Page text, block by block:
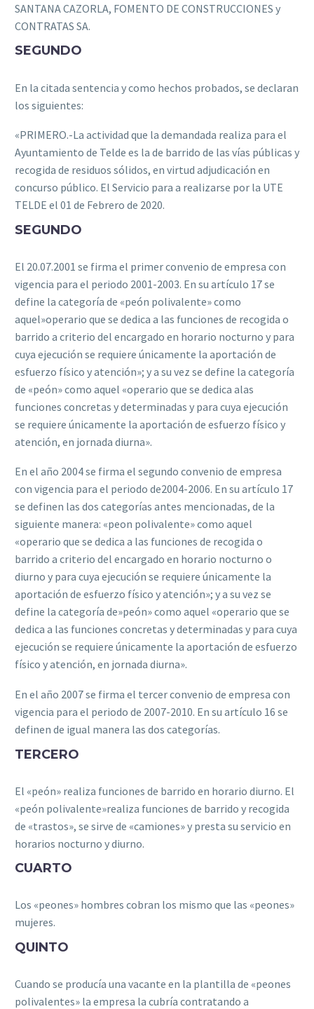
SANTANA CAZORLA, FOMENTO DE CONSTRUCCIONES y
CONTRATAS SA.
SEGUNDO
En la citada sentencia y como hechos probados, se declaran
los siguientes:
«PRIMERO.-La actividad que la demandada realiza para el
Ayuntamiento de Telde es la de barrido de las vías públicas y
recogida de residuos sólidos, en virtud adjudicación en
concurso público. El Servicio para a realizarse por la UTE
TELDE el 01 de Febrero de 2020.
SEGUNDO
El 20.07.2001 se f‌irma el primer convenio de empresa con
vigencia para el periodo 2001-2003. En su artículo 17 se
def‌ine la categoría de «peón polivalente» como
aquel»operario que se dedica a las funciones de recogida o
barrido a criterio del encargado en horario nocturno y para
cuya ejecución se requiere únicamente la aportación de
esfuerzo físico y atención»; y a su vez se def‌ine la categoría
de «peón» como aquel «operario que se dedica alas
funciones concretas y determinadas y para cuya ejecución
se requiere únicamente la aportación de esfuerzo físico y
atención, en jornada diurna».
En el año 2004 se f‌irma el segundo convenio de empresa
con vigencia para el periodo de2004-2006. En su artículo 17
se def‌inen las dos categorías antes mencionadas, de la
siguiente manera: «peon polivalente» como aquel
«operario que se dedica a las funciones de recogida o
barrido a criterio del encargado en horario nocturno o
diurno y para cuya ejecución se requiere únicamente la
aportación de esfuerzo físico y atención»; y a su vez se
def‌ine la categoría de»peón» como aquel «operario que se
dedica a las funciones concretas y determinadas y para cuya
ejecución se requiere únicamente la aportación de esfuerzo
físico y atención, en jornada diurna».
En el año 2007 se f‌irma el tercer convenio de empresa con
vigencia para el periodo de 2007-2010. En su artículo 16 se
def‌inen de igual manera las dos categorías.
TERCERO
El «peón» realiza funciones de barrido en horario diurno. El
«peón polivalente»realiza funciones de barrido y recogida
de «trastos», se sirve de «camiones» y presta su servicio en
horarios nocturno y diurno.
CUARTO
Los «peones» hombres cobran los mismo que las «peones»
mujeres.
QUINTO
Cuando se producía una vacante en la plantilla de «peones
polivalentes» la empresa la cubría contratando a